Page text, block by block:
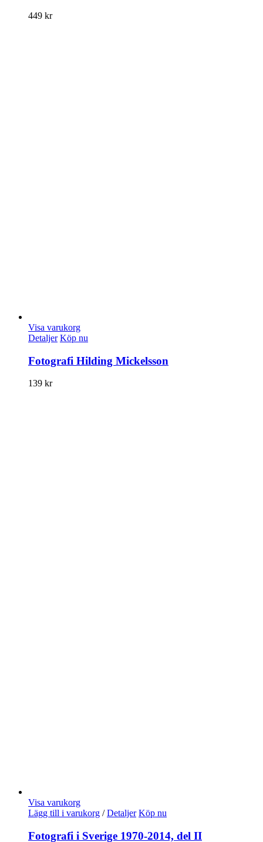
449 kr
Visa varukorg
Detaljer Köp nu
Fotografi Hilding Mickelsson
139 kr
Visa varukorg
Lägg till i varukorg / Detaljer Köp nu
Fotografi i Sverige 1970-2014, del II